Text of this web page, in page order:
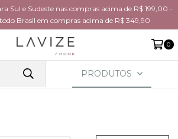
Sul e Sudeste nas compras acima de R$ 199,00 -
Brasil em compras acima de R$ 349,90
0
PRODUTOS